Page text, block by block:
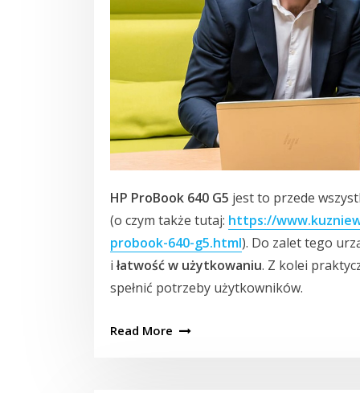
HP ProBook 640 G5 jest to przede
(o czym także tutaj: https://
probook-640-g5.html). Do zalet tego
i łatwość w użytkowaniu. Z kolei
spełnić potrzeby użytkowników.
Read More